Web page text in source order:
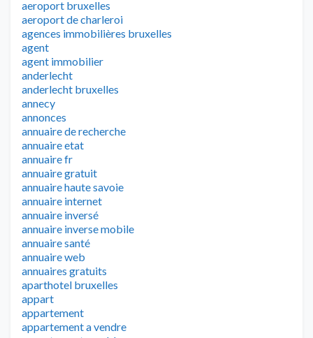
aeroport bruxelles
aeroport de charleroi
agences immobilières bruxelles
agent
agent immobilier
anderlecht
anderlecht bruxelles
annecy
annonces
annuaire de recherche
annuaire etat
annuaire fr
annuaire gratuit
annuaire haute savoie
annuaire internet
annuaire inversé
annuaire inverse mobile
annuaire santé
annuaire web
annuaires gratuits
aparthotel bruxelles
appart
appartement
appartement a vendre